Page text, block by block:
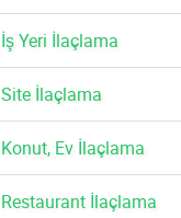
İş Yeri İlaçlama
Site İlaçlama
Konut, Ev İlaçlama
Restaurant İlaçlama